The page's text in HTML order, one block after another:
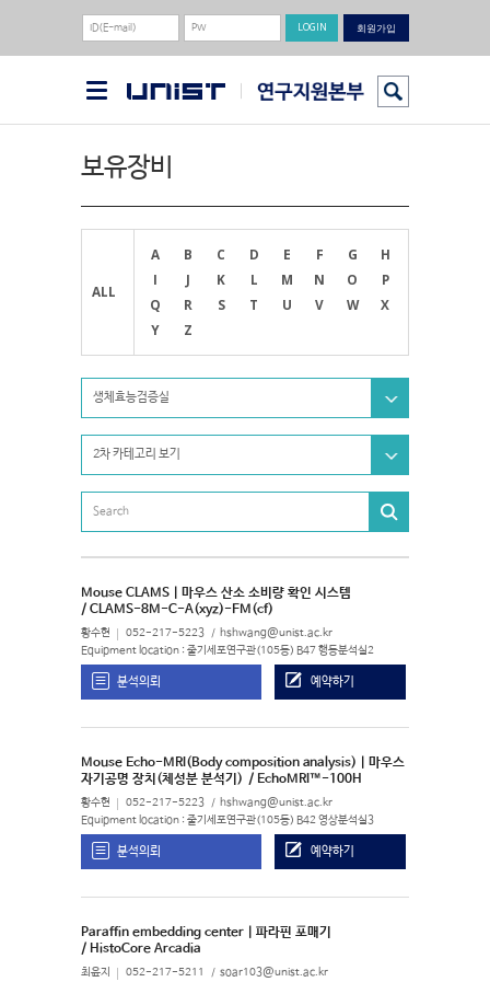
회원가입
보유장비
ALL
A B C D E F G
H
I
J K L M N O
P
Q
R S T U V W
X
Y
Z
생체효능검증실
2차 카테고리 보기
Mouse CLAMS | 마우스 산소 소비량 확인 시스템
/ CLAMS-8M-C-A(xyz)-FM(cf)
황수현 052-217-5223 hshwang@unist.ac.kr
Equipment location : 줄기세포연구관(105동) B47 행동분석실2
분석의뢰 예약하기
Mouse Echo-MRI(Body composition analysis) | 마우스
자기공명 장치(체성분 분석기) / EchoMRI™-100H
황수현 052-217-5223 hshwang@unist.ac.kr
Equipment location : 줄기세포연구관(105동) B42 영상분석실3
분석의뢰 예약하기
Paraffin embedding center | 파라핀 포매기
/ HistoCore Arcadia
최윤지 052-217-5211 soar103@unist.ac.kr